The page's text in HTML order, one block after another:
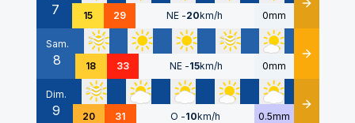
7 15 29 NE -20km/h 0mm Détails
Sam.
8 18 33 NE -15km/h 0mm Détails
Dim.
9 20 31 O -10km/h 0.5mm Détails